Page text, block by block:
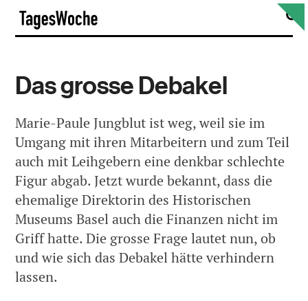
Skip
content
Das grosse Debakel
Marie-Paule Jungblut ist weg, weil sie im
Umgang mit ihren Mitarbeitern und zum Teil
auch mit Leihgebern eine denkbar schlechte
Figur abgab. Jetzt wurde bekannt, dass die
ehemalige Direktorin des Historischen
Museums Basel auch die Finanzen nicht im
Griff hatte. Die grosse Frage lautet nun, ob
und wie sich das Debakel hätte verhindern
lassen.